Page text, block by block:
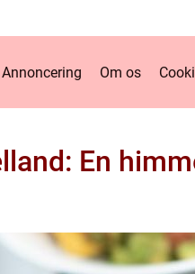
Annoncering Om os
En